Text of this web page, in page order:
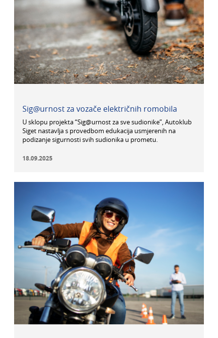
Sig@urnost za vozače električnih romobila
U sklopu projekta “Sig@urnost za sve sudionike”, Autoklub
Siget nastavlja s provedbom edukacija usmjerenih na
podizanje sigurnosti svih sudionika u prometu.
18.09.2025